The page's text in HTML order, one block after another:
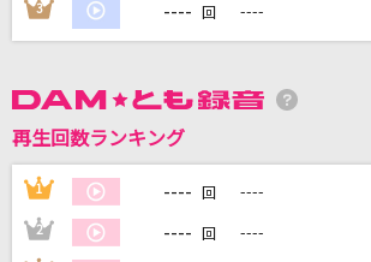
DAMの新曲・ランキングなど
DAMに会員登録・ログインして
カラオケをもっと楽しもう！
3 ---- 回 ----
再生回数ランキング
1 ---- 回 ----
2 ---- 回 ----